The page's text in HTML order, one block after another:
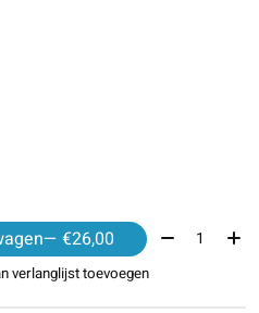
— €26,00 Aantal:
verlanglijst toevoegen